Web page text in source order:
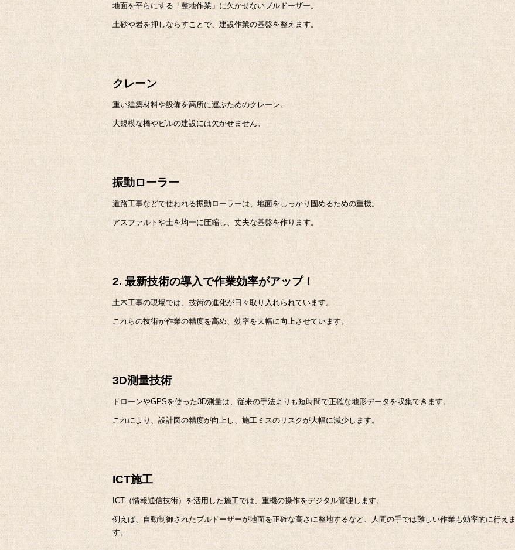
地面を平らにする「整地作業」に欠かせないブルドーザー。
土砂や岩を押しならすことで、建設作業の基盤を整えます。
クレーン
重い建築材料や設備を高所に運ぶためのクレーン。
大規模な橋やビルの建設には欠かせません。
振動ローラー
道路工事などで使われる振動ローラーは、地面をしっかり固めるための重機。
アスファルトや土を均一に圧縮し、丈夫な基盤を作ります。
2. 最新技術の導入で作業効率がアップ！
土木工事の現場では、技術の進化が日々取り入れられています。
これらの技術が作業の精度を高め、効率を大幅に向上させています。
3D測量技術
ドローンやGPSを使った3D測量は、従来の手法よりも短時間で正確な地形データを収集できます。
これにより、設計図の精度が向上し、施工ミスのリスクが大幅に減少します。
ICT施工
ICT（情報通信技術）を活用した施工では、重機の操作をデジタル管理します。
例えば、自動制御されたブルドーザーが地面を正確な高さに整地するなど、人間の手では難しい作業も効率的に行えま
す。